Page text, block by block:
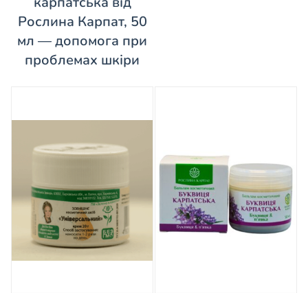
Рослина Карпат, 50
мл — допомога при
проблемах шкіри